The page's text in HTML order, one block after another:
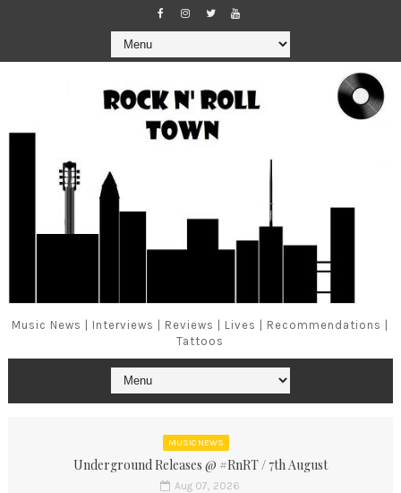
Music News | Interviews | Reviews | Lives | Recommendations |
Tattoos
MUSIC NEWS
Underground Releases @ #RnRT / 7th August
Aug 07, 2026